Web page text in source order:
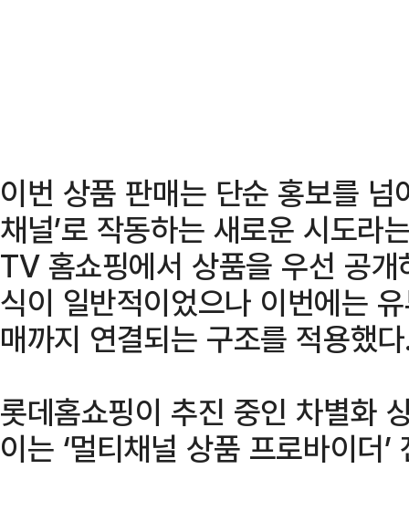
이번 상품 판매는 단순 홍보를 넘
채널’로 작동하는 새로운 시도라
TV 홈쇼핑에서 상품을 우선 공
식이 일반적이었으나 이번에는
매까지 연결되는 구조를 적용했
롯데홈쇼핑이 추진 중인 차별화
이는 ‘멀티채널 상품 프로바이더